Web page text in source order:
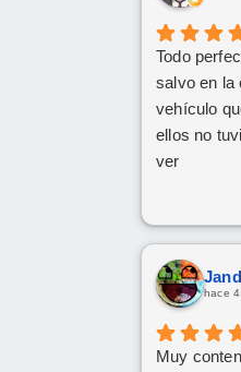
Todo
salvo en la
vehículo
ellos no
ver
hace
Muy